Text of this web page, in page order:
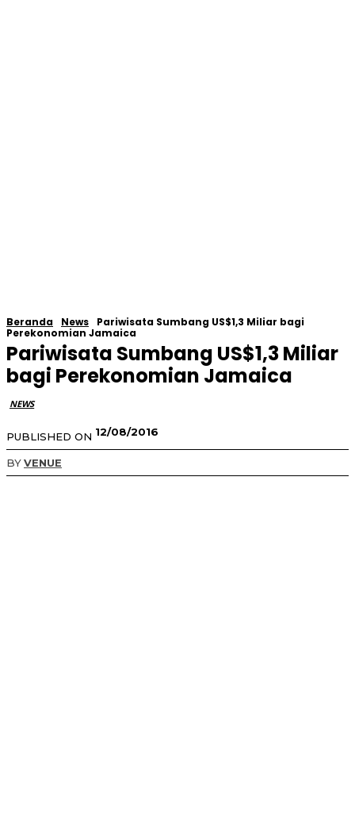
Beranda News
Pariwisata Sumbang US$1,3 Miliar bagi
Perekonomian Jamaica
Pariwisata Sumbang US$1,3 Miliar
bagi Perekonomian Jamaica
NEWS
PUBLISHED ON 12/08/2016
BYVENUE